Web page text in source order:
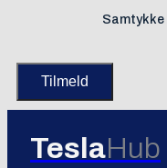
Samtykke
TeslaHub